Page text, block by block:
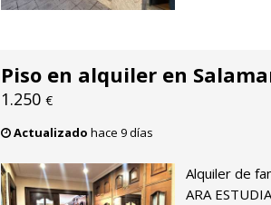
Piso en alquiler en
1.250 €
Actualizado hace 9 días
Alquiler de
ARA